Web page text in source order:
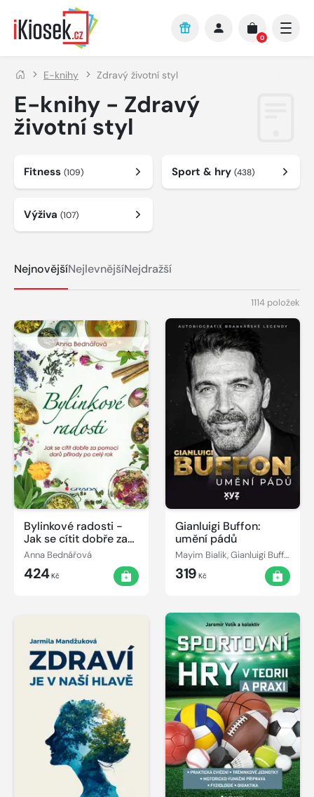
Přejít na hlavní obsah
0
E-knihy Zdravý životní styl
E-knihy - Zdravý
životní styl
Fitness (109) Sport & hry (438)
Výživa (107)
NejnovějšíNejlevnějšíNejdražší
1114 položek
Bylinkové radosti -
Jak se cítit dobře za
pomoci darů přírody
po celý rok
Anna Bednářová
424Kč
Gianluigi Buffon:
umění pádů
Mayim Bialik, Gianluigi Buffon
319 Kč